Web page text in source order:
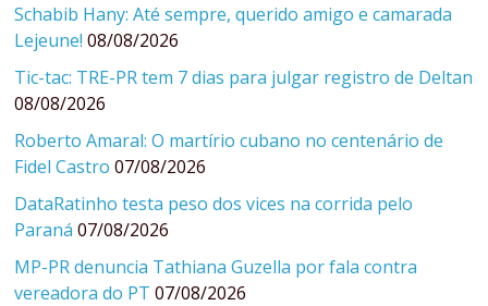
Schabib Hany: Até sempre, querido amigo e camarada
Lejeune! 08/08/2026
Tic-tac: TRE-PR tem 7 dias para julgar registro de Deltan
08/08/2026
Roberto Amaral: O martírio cubano no centenário de
Fidel Castro 07/08/2026
DataRatinho testa peso dos vices na corrida pelo
Paraná 07/08/2026
MP-PR denuncia Tathiana Guzella por fala contra
vereadora do PT 07/08/2026